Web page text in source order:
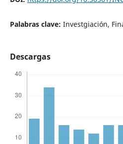
Palabras clave: Investgiación,
Descargas